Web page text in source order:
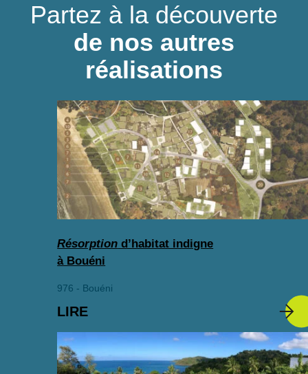
Partez à la découverte
de nos autres
réalisations
Résorption d’habitat indigne
à Bouéni
976 - Bouéni
LIRE